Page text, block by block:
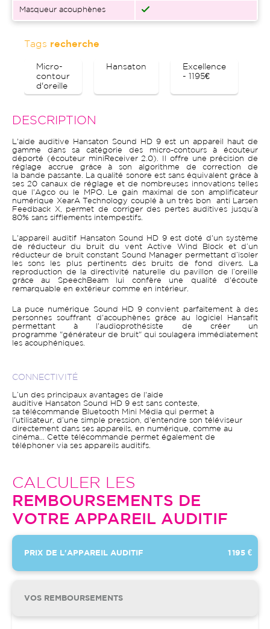
Masqueur acouphènes
Tags recherche
Micro-
contour
d'oreille
Hansaton
Excellence
- 1195€
DESCRIPTION
L'aide auditive Hansaton Sound HD 9 est un appareil haut de
gamme dans sa catégorie des micro-contours à écouteur
déporté (écouteur miniReceiver 2.0). Il offre une précision de
réglage accrue grâce à son algorithme de correction de
la bande passante. La qualité sonore est sans équivalent grâce à
ses 20 canaux de réglage et de nombreuses innovations telles
que l'Agco ou le MPO. Le gain maximal de son amplificateur
numérique XearA Technology couplé à un très bon anti Larsen
Feedback X, permet de corriger des pertes auditives jusqu'à
80% sans sifflements intempestifs.
L'appareil auditif Hansaton Sound HD 9 est doté d'un système
de réducteur du bruit du vent Active Wind Block et d’un
réducteur de bruit constant Sound Manager permettant d’isoler
les sons les plus pertinents des bruits de fond divers. La
reproduction de la directivité naturelle du pavillon de l’oreille
grâce au SpeechBeam lui confère une qualité d'écoute
remarquable en extérieur comme en intérieur.
La puce numérique Sound HD 9 convient parfaitement à des
personnes souffrant d'acouphènes grâce au logiciel Hansafit
permettant à l'audioprothésiste de créer un
programme "générateur de bruit" qui soulagera immédiatement
les acouphéniques.
CONNECTIVITÉ
L’un des principaux avantages de l'aide
auditive Hansaton Sound HD 9 est sans conteste,
sa télécommande Bluetooth Mini Média qui permet à
l'utilisateur, d’une simple pression, d'entendre son téléviseur
directement dans ses appareils, en numérique, comme au
cinéma... Cette télécommande permet également de
téléphoner via ses appareils auditifs.
CALCULER LES
REMBOURSEMENTS DE
VOTRE APPAREIL AUDITIF
PRIX DE L'APPAREIL AUDITIF 1 195 €
VOS REMBOURSEMENTS